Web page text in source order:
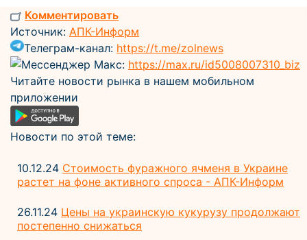
Комментировать
Источник: АПК-Информ
Телеграм-канал: https://t.me/zolnews
Мессенджер Макс: https://max.ru/id5008007310_biz
Читайте новости рынка в нашем мобильном
приложении
Новости по этой теме:
10.12.24 Стоимость фуражного ячменя в Украине
растет на фоне активного спроса - АПК-Информ
26.11.24 Цены на украинскую кукурузу продолжают
постепенно снижаться